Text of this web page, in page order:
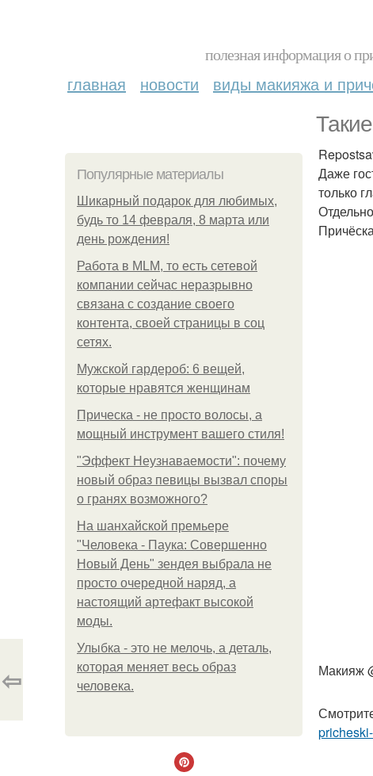
полезная информация о
главная новости виды макияжа и
Популярные материалы
Шикарный подарок для любимых,
будь то 14 февраля, 8 марта или
день рождения!
Работа в MLM, то есть сетевой
компании сейчас неразрывно
связана с создание своего
контента, своей страницы в соц
сетях.
Мужской гардероб: 6 вещей,
которые нравятся женщинам
Прическа - не просто волосы, а
мощный инструмент вашего стиля!
"Эффект Неузнаваемости": почему
новый образ певицы вызвал споры
о гранях возможного?
На шанхайской премьере
"Человека - Паука: Совершенно
Новый День" зендея выбрала не
просто очередной наряд, а
настоящий артефакт высокой
моды.
Улыбка - это не мелочь, а деталь,
которая меняет весь образ
человека.
Даже
только
Макияж
⇦